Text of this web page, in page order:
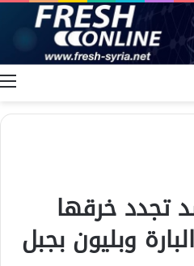
تجدد خرقها
وبليون بجبل